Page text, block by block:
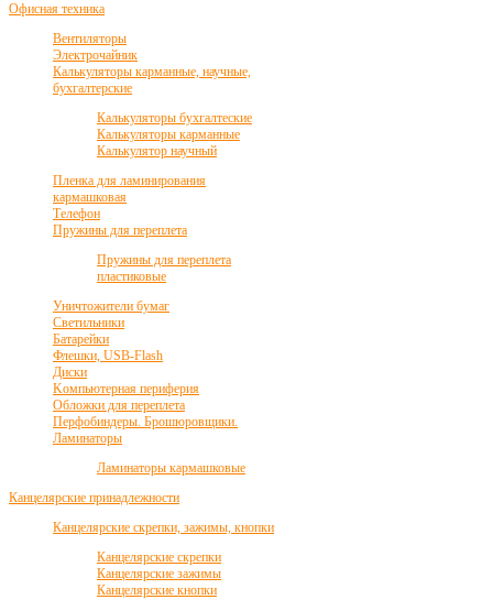
Офисная техника
Вентиляторы
Электрочайник
Калькуляторы карманные, научные,
бухгалтерские
Калькуляторы бухгалтеские
Калькуляторы карманные
Калькулятор научный
Пленка для ламинирования
кармашковая
Телефон
Пружины для переплета
Пружины для переплета
пластиковые
Уничтожители бумаг
Светильники
Батарейки
Флешки, USB-Flash
Диски
Kомпьютерная периферия
Обложки для переплета
Перфобиндеры. Брошюровщики.
Ламинаторы
Ламинаторы кармашковые
Канцелярские принадлежности
Канцелярские скрепки, зажимы, кнопки
Канцелярские скрепки
Канцелярские зажимы
Канцелярские кнопки